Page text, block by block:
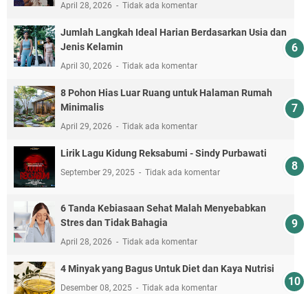
April 28, 2026 Tidak ada komentar
Jumlah Langkah Ideal Harian Berdasarkan Usia dan
Jenis Kelamin
April 30, 2026 Tidak ada komentar
8 Pohon Hias Luar Ruang untuk Halaman Rumah
Minimalis
April 29, 2026 Tidak ada komentar
Lirik Lagu Kidung Reksabumi‬ - Sindy Purbawati
September 29, 2025 Tidak ada komentar
6 Tanda Kebiasaan Sehat Malah Menyebabkan
Stres dan Tidak Bahagia
April 28, 2026 Tidak ada komentar
4 Minyak yang Bagus Untuk Diet dan Kaya Nutrisi
Desember 08, 2025 Tidak ada komentar